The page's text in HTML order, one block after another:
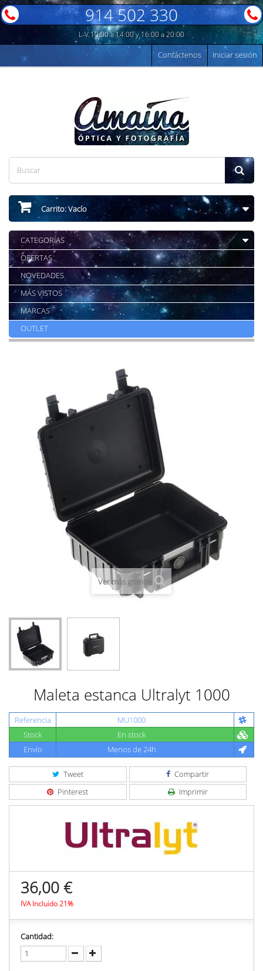
914 502 330
L-V 10:00 a 14:00 y 16:00 a 20:00
Iniciar sesión
Contáctenos
Carrito:Vacío
CATEGORÍAS
OFERTAS
NOVEDADES
MÁS VISTOS
MARCAS
OUTLET
Ver más grande
Maleta estanca Ultralyt 1000
Referencia
MU1000
Stock
En stock
Envío
Menos de 24h
Tweet
Compartir
Pinterest
Imprimir
36,00 €
IVA Incluido 21%
Cantidad: